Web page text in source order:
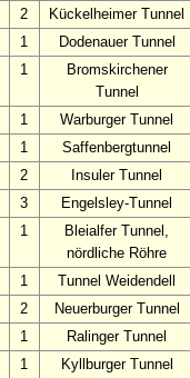
2
Kückelheimer Tunnel
1
Dodenauer Tunnel
1
Bromskirchener
Tunnel
1
Warburger Tunnel
1
Saffenbergtunnel
2
Insuler Tunnel
3
Engelsley-Tunnel
1
Bleialfer Tunnel,
nördliche Röhre
1
Tunnel Weidendell
2
Neuerburger Tunnel
1
Ralinger Tunnel
1
Kyllburger Tunnel